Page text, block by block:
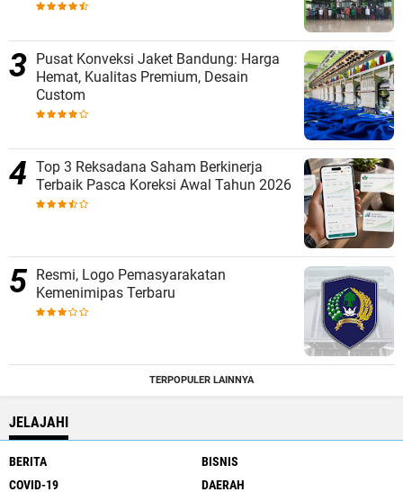
Pusat Konveksi Jaket Bandung: Harga
Hemat, Kualitas Premium, Desain
Custom
Top 3 Reksadana Saham Berkinerja
Terbaik Pasca Koreksi Awal Tahun 2026
Resmi, Logo Pemasyarakatan
Kemenimipas Terbaru
TERPOPULER LAINNYA
JELAJAHI
BERITA
BISNIS
COVID-19
DAERAH